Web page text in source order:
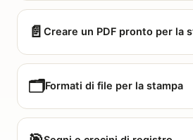
📄 Creare un PDF pronto per la
🗂️Formati di file per la stampa